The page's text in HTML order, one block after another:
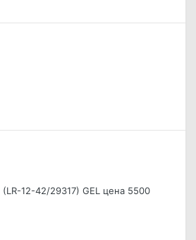
12-42/29317) GEL цена 5500